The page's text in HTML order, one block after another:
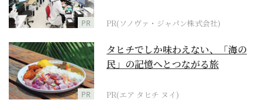
PR PR(ソノヴァ・ジャパン株式会社)
PR
タヒチでしか味わえない、「海の
民」の記憶へとつながる旅
PR(エア タヒチ ヌイ)